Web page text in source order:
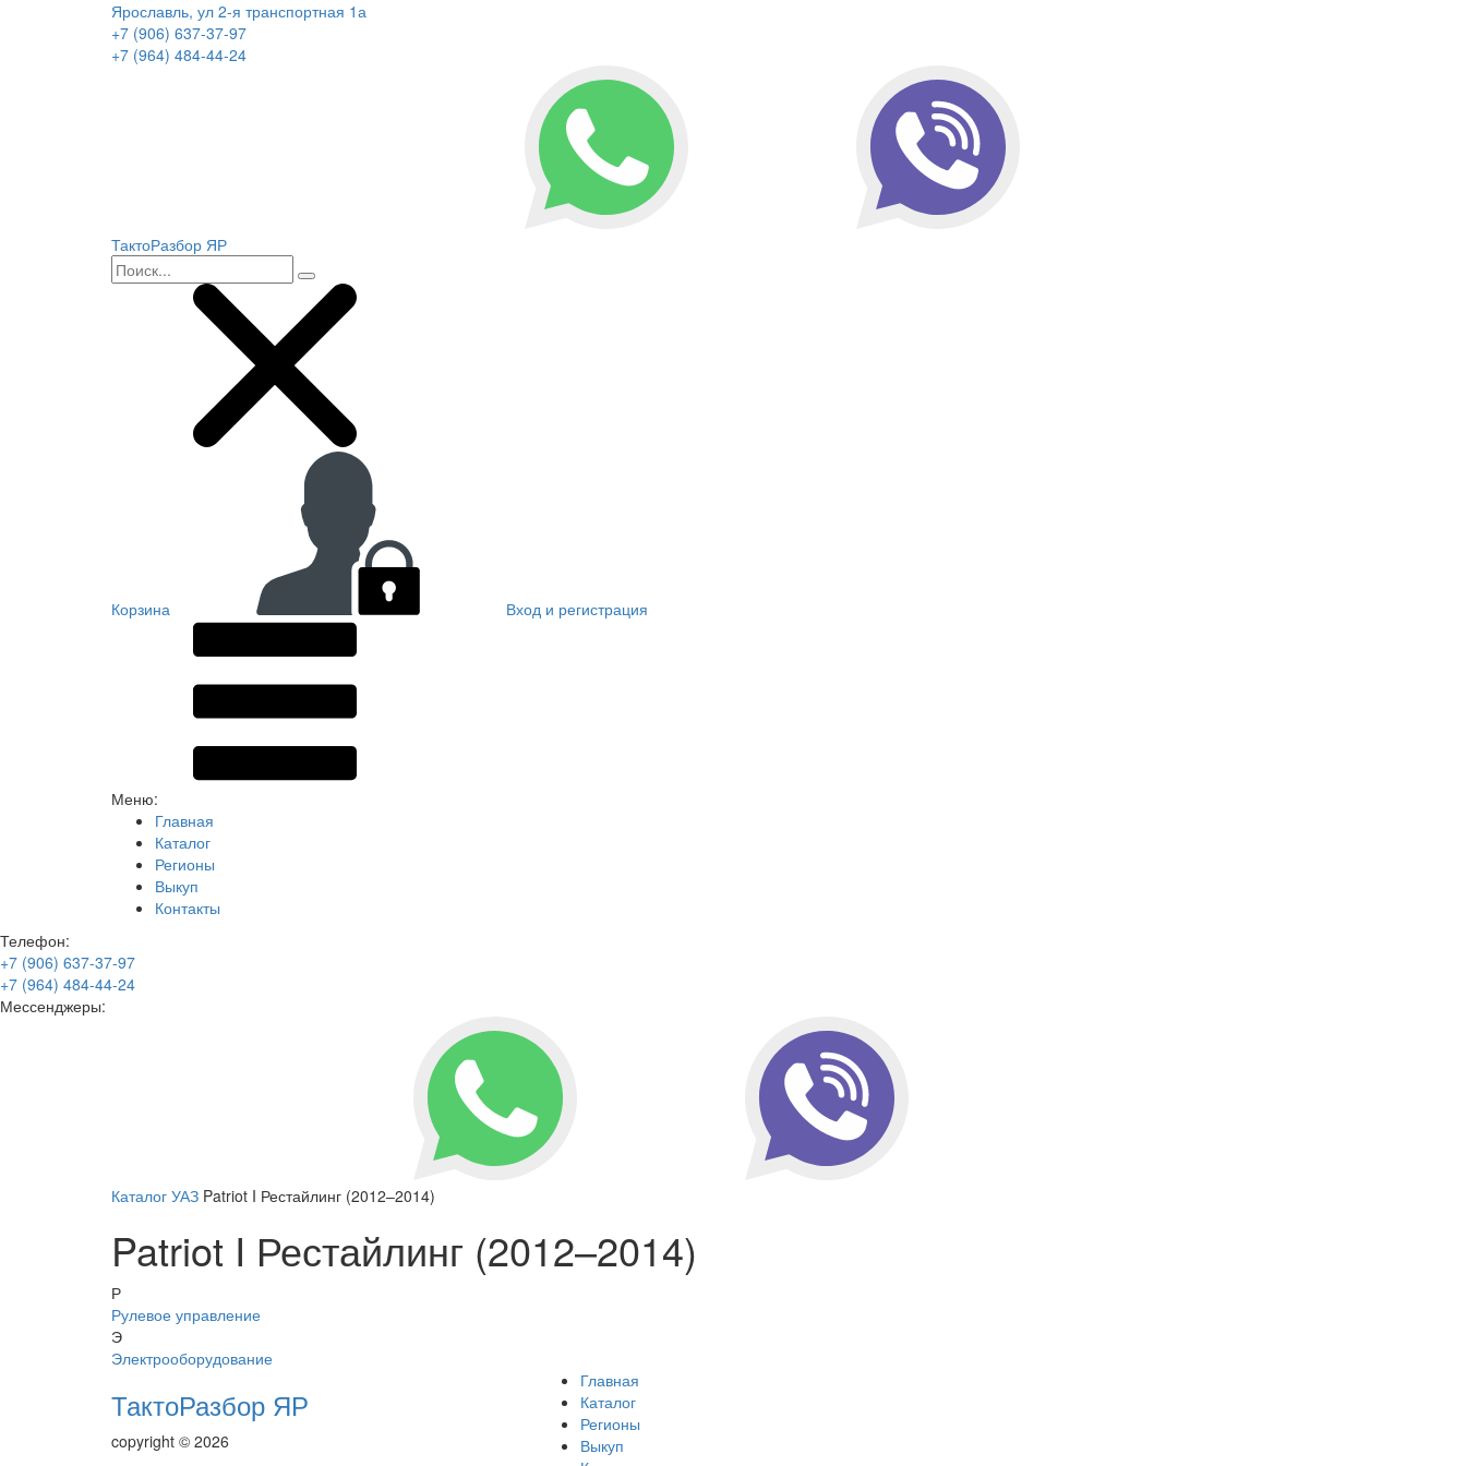
Ярославль, ул 2-я транспортная 1а
+7 (906) 637-37-97
+7 (964) 484-44-24
ТактоРазбор ЯР
Корзина Вход и регистрация
Меню:
Главная
Каталог
Регионы
Выкуп
Контакты
Телефон:
+7 (906) 637-37-97
+7 (964) 484-44-24
Мессенджеры:
Каталог УАЗ Patriot I Рестайлинг (2012–2014)
Patriot I Рестайлинг (2012–2014)
Р
Рулевое управление
Э
Электрооборудование
ТактоРазбор ЯР
copyright © 2026
Главная
Каталог
Регионы
Выкуп